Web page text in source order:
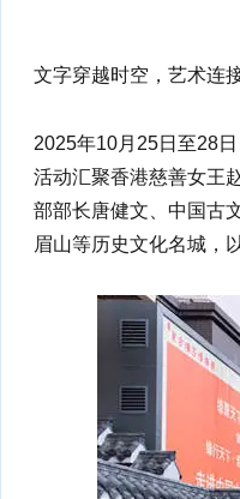
文字穿越时空，艺术连
2025年10月25日至28
活动汇聚香港慈善女王
部部长唐健文、中国古
眉山等历史文化名城，